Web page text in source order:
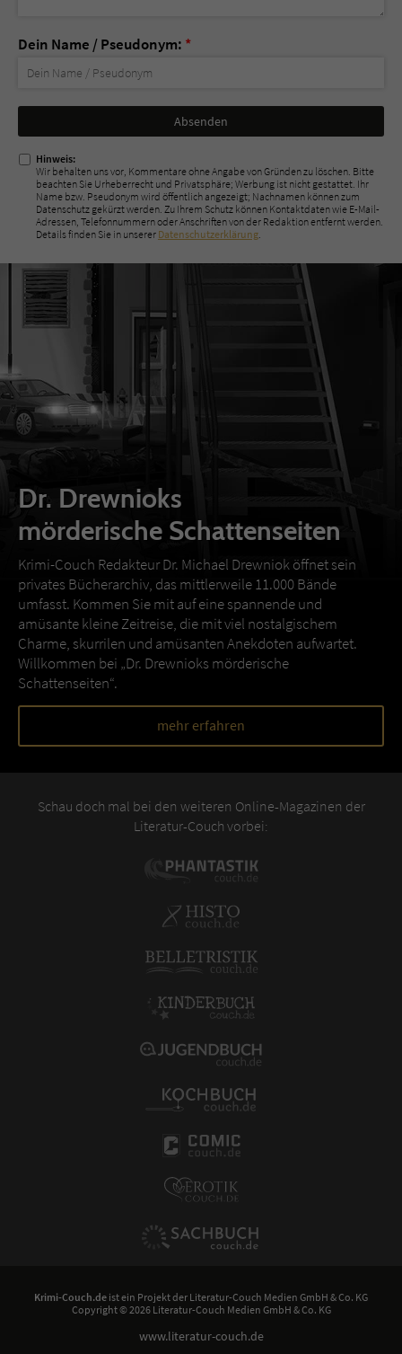
Dein Name / Pseudonym: *
Nicht
ausfüllen!
Hinweis:
Wir behalten uns vor, Kommentare ohne Angabe von Gründen zu löschen. Bitte
beachten Sie Urheberrecht und Privatsphäre; Werbung ist nicht gestattet. Ihr
Name bzw. Pseudonym wird öffentlich angezeigt; Nachnamen können zum
Datenschutz gekürzt werden. Zu Ihrem Schutz können Kontaktdaten wie E-Mail-
Adressen, Telefonnummern oder Anschriften von der Redaktion entfernt werden.
Details finden Sie in unserer Datenschutzerklärung.
Dr. Drewnioks
mörderische Schattenseiten
Krimi-Couch Redakteur Dr. Michael Drewniok öffnet sein
privates Bücherarchiv, das mittlerweile 11.000 Bände
umfasst. Kommen Sie mit auf eine spannende und
amüsante kleine Zeitreise, die mit viel nostalgischem
Charme, skurrilen und amüsanten Anekdoten aufwartet.
Willkommen bei „Dr. Drewnioks mörderische
Schattenseiten“.
mehr erfahren
Schau doch mal bei den weiteren Online-Magazinen der
Literatur-Couch vorbei:
Krimi-Couch.de ist ein Projekt der Literatur-Couch Medien GmbH & Co. KG
Copyright © 2026 Literatur-Couch Medien GmbH & Co. KG
www.literatur-couch.de